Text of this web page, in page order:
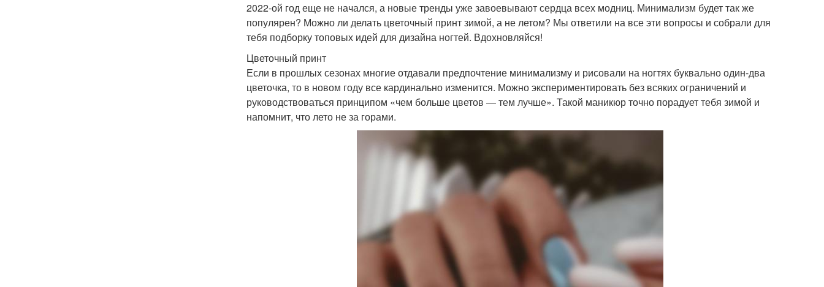
2022-ой год еще не начался, а новые тренды уже завоевывают сердца всех модниц. Минимализм будет так же
популярен? Можно ли делать цветочный принт зимой, а не летом? Мы ответили на все эти вопросы и собрали для
тебя подборку топовых идей для дизайна ногтей. Вдохновляйся!
Цветочный принт
Если в прошлых сезонах многие отдавали предпочтение минимализму и рисовали на ногтях буквально один-два
цветочка, то в новом году все кардинально изменится. Можно экспериментировать без всяких ограничений и
руководствоваться принципом «чем больше цветов — тем лучше». Такой маникюр точно порадует тебя зимой и
напомнит, что лето не за горами.